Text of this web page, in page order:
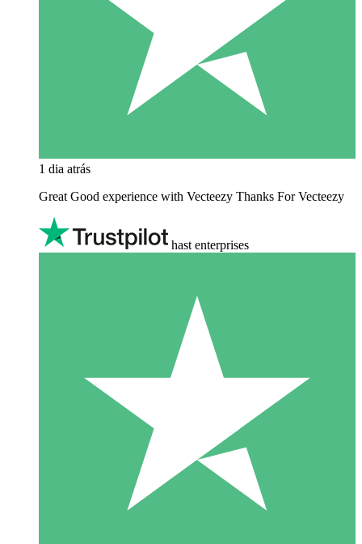
1 dia atrás
Great Good experience with Vecteezy Thanks For Vecteezy
hast enterprises